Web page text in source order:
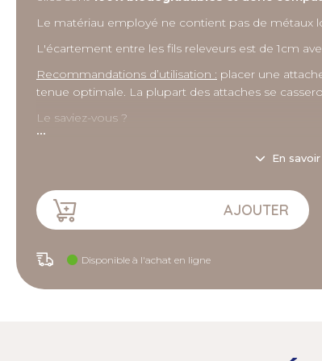
Le matériau employé ne contient pas de métaux
L'écartement entre les fils releveurs est de 1cm
Recommandations d’utilisation : placer une
tenue optimale. La plupart des attaches se
Le saviez-vous ?
sur 30 ans (constatation zone champagne)
Description détaillée
- Fabriquées à base de fibres de bois pressées
...
En
AJOUTER
Disponible à l'achat en ligne